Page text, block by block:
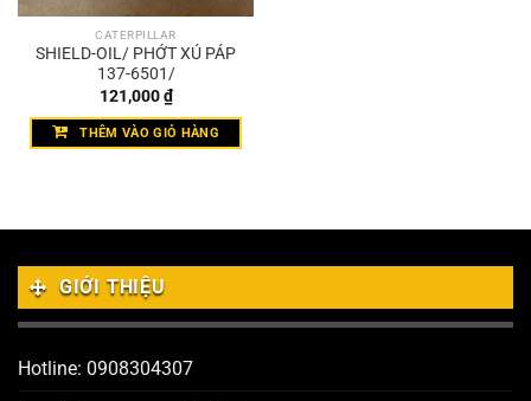
CATERPILLAR
SHIELD-OIL/ PHỚT XÚ PÁP
137-6501/
121,000₫
THÊM VÀO GIỎ HÀNG
GIỚI THIỆU
Hotline: 0908304307